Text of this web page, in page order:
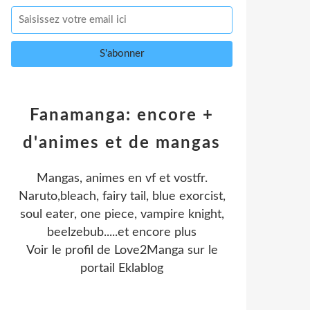
Fanamanga: encore +
d'animes et de mangas
Mangas, animes en vf et vostfr.
Naruto,bleach, fairy tail, blue exorcist,
soul eater, one piece, vampire knight,
beelzebub.....et encore plus
Voir le profil de Love2Manga sur le
portail Eklablog